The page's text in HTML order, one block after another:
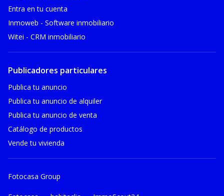
Entra en tu cuenta
Inmoweb - Software inmobiliario
Witei - CRM inmobiliario
Publicadores particulares
Publica tu anuncio
Publica tu anuncio de alquiler
Publica tu anuncio de venta
Catálogo de productos
Vende tu vivienda
Fotocasa Group